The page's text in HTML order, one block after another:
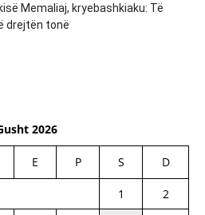
Memaliaj, kryebashkiaku: Të
drejtën tonë
2026
E P S D
1
2